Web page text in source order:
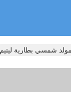
مولد شمسي بطارية ليتيم